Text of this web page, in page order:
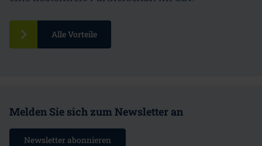
Alle Vorteile
Melden Sie sich zum Newsletter an
Newsletter abonnieren